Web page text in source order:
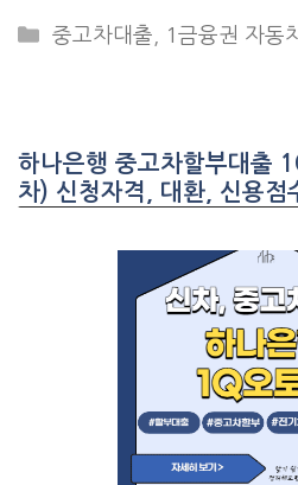
CATEGORIES
중고차대출 1금융권 자동
하나은행 중고차할부대출
차) 신청자격, 대환, 신용점